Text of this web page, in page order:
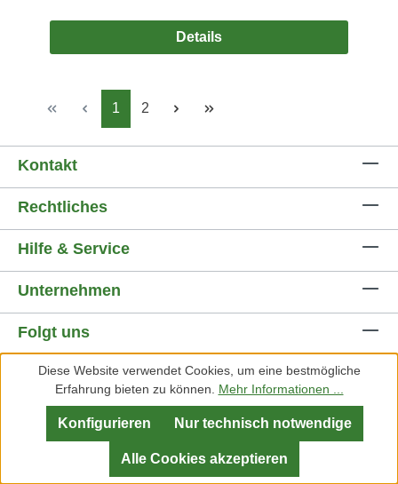
Details
Seite
1 Seite
2
Kontakt
Rechtliches
Hilfe & Service
Unternehmen
Folgt uns
Zahlungsarten
Versandarten
Diese Website verwendet Cookies, um eine bestmögliche
Erfahrung bieten zu können. Mehr Informationen ...
Nur technisch notwendige
Konfigurieren
Alle Cookies akzeptieren